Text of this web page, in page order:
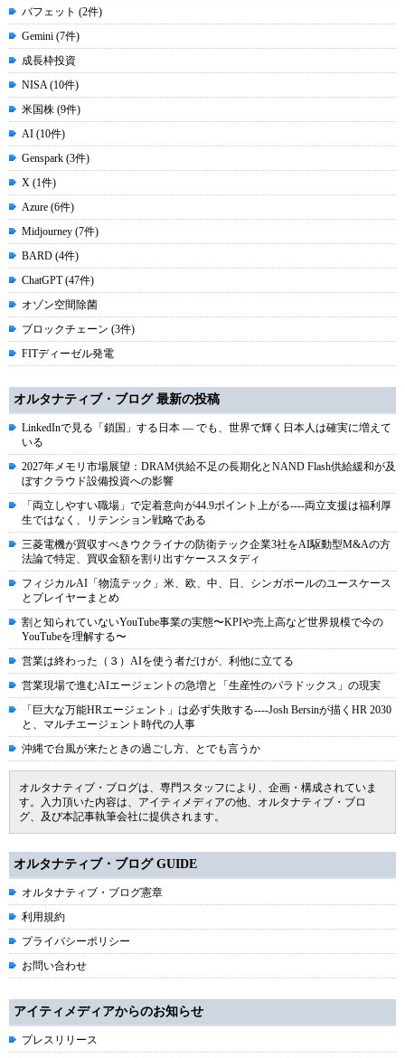
バフェット (2件)
Gemini (7件)
成長枠投資
NISA (10件)
米国株 (9件)
AI (10件)
Genspark (3件)
X (1件)
Azure (6件)
Midjourney (7件)
BARD (4件)
ChatGPT (47件)
オゾン空間除菌
ブロックチェーン (3件)
FITディーゼル発電
オルタナティブ・ブログ 最新の投稿
LinkedInで見る「鎖国」する日本 ― でも、世界で輝く日本人は確実に増えて
いる
2027年メモリ市場展望：DRAM供給不足の長期化とNAND Flash供給緩和が及
ぼすクラウド設備投資への影響
「両立しやすい職場」で定着意向が44.9ポイント上がる----両立支援は福利厚
生ではなく、リテンション戦略である
三菱電機が買収すべきウクライナの防衛テック企業3社をAI駆動型M&Aの方
法論で特定、買収金額を割り出すケーススタディ
フィジカルAI「物流テック」米、欧、中、日、シンガポールのユースケース
とプレイヤーまとめ
割と知られていないYouTube事業の実態〜KPIや売上高など世界規模で今の
YouTubeを理解する〜
営業は終わった（３）AIを使う者だけが、利他に立てる
営業現場で進むAIエージェントの急増と「生産性のパラドックス」の現実
「巨大な万能HRエージェント」は必ず失敗する----Josh Bersinが描くHR 2030
と、マルチエージェント時代の人事
沖縄で台風が来たときの過ごし方、とでも言うか
オルタナティブ・ブログは、専門スタッフにより、企画・構成されていま
す。入力頂いた内容は、アイティメディアの他、オルタナティブ・ブロ
グ、及び本記事執筆会社に提供されます。
オルタナティブ・ブログ GUIDE
オルタナティブ・ブログ憲章
利用規約
プライバシーポリシー
お問い合わせ
アイティメディアからのお知らせ
プレスリリース